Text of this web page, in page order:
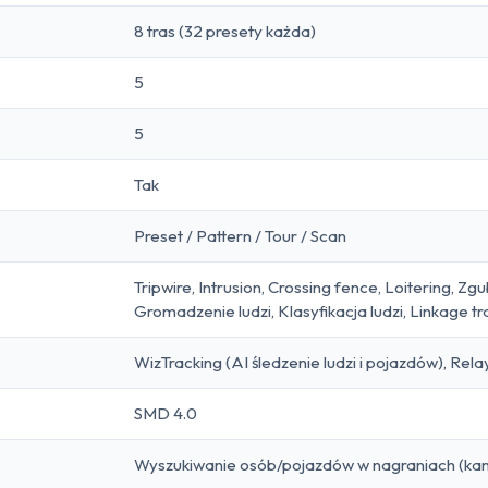
8 tras (32 presety każda)
5
5
Tak
Preset / Pattern / Tour / Scan
Tripwire, Intrusion, Crossing fence, Loitering,
Gromadzenie ludzi, Klasyfikacja ludzi, Linkage
WizTracking (AI śledzenie ludzi i pojazdów),
SMD 4.0
Wyszukiwanie osób/pojazdów w nagraniach